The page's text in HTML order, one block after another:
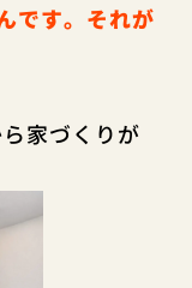
です。それが
家づくりが